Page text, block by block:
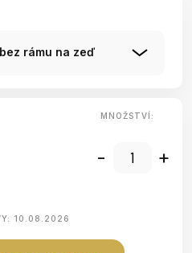
rámu na zeď
MNOŽSTVÍ:
- +
10.08.2026